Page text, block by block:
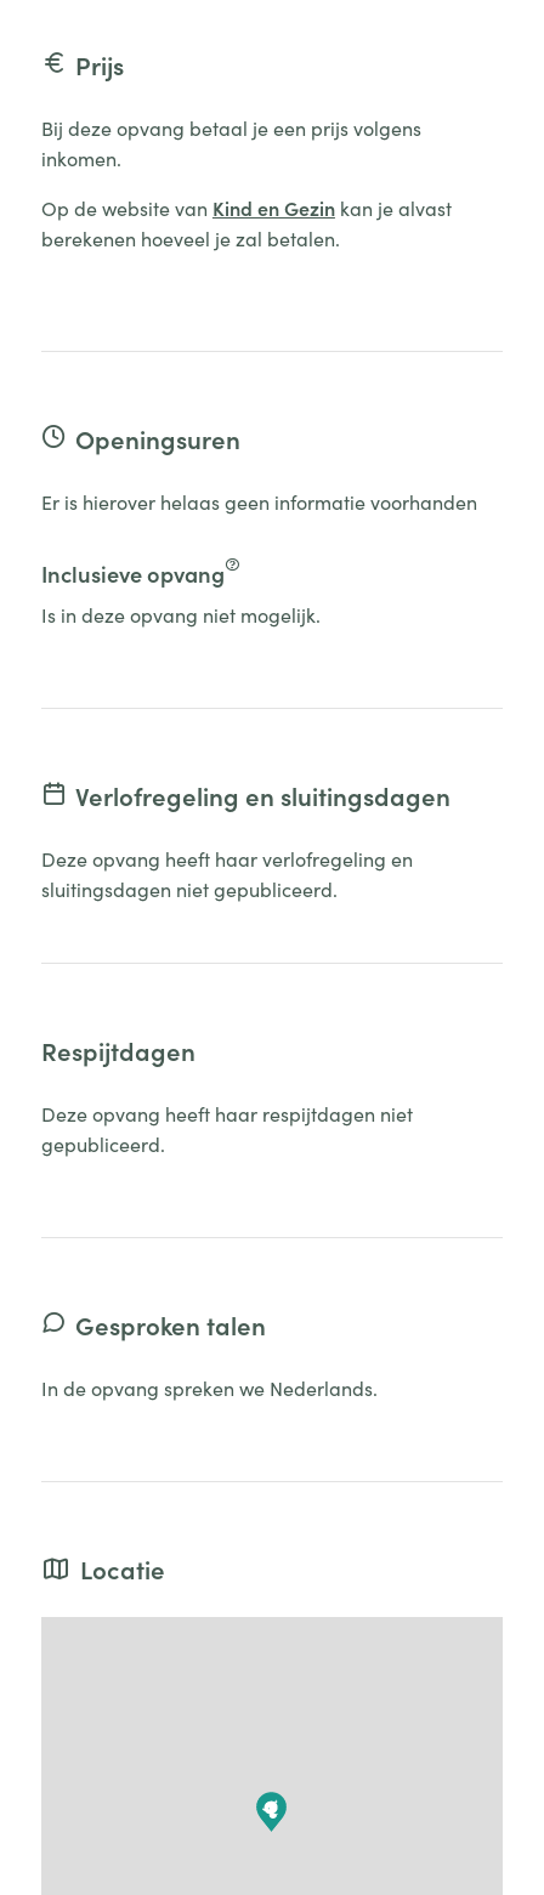
Prijs
Bij deze opvang betaal je een prijs volgens
inkomen.
Op de website van Kind en Gezinkan je alvast
berekenen hoeveel je zal betalen.
Openingsuren
Er is hierover helaas geen informatie voorhanden
Inclusieve opvang
Is in deze opvang niet mogelijk.
Verlofregeling en sluitingsdagen
Deze opvang heeft haar verlofregeling en
sluitingsdagen niet gepubliceerd.
Respijtdagen
Deze opvang heeft haar respijtdagen niet
gepubliceerd.
Gesproken talen
In de opvang spreken we Nederlands.
Locatie